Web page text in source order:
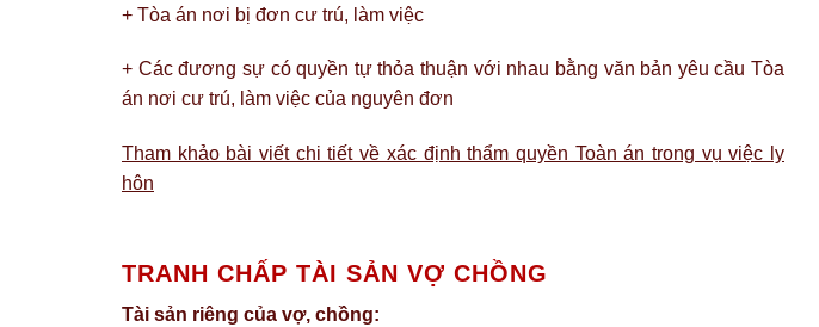
+ Tòa án nơi bị đơn cư trú, làm việc
+ Các đương sự có quyền tự thỏa thuận với nhau bằng văn bản yêu cầu Tòa
án nơi cư trú, làm việc của nguyên đơn
Tham khảo bài viết chi tiết về xác định thẩm quyền Toàn án trong vụ việc ly
hôn
TRANH CHẤP TÀI SẢN VỢ CHỒNG
Tài sản riêng của vợ, chồng: